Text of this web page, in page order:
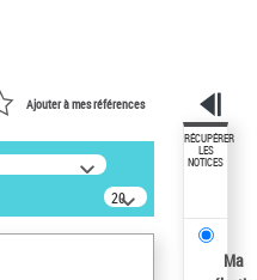
Ajouter à mes références
20
résultats/page
RÉCUPÉRER
LES
NOTICES
Ma